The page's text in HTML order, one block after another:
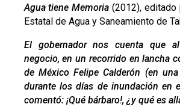
Agua tiene Memoria(2012), editado
Estatal de Agua y Saneamiento de
El gobernador nos cuenta que
negocio, en un recorrido en lancha
de México Felipe Calderón (en
durante los días de inundación en
comentó: ¡Qué bárbaro!, ¿y qué es